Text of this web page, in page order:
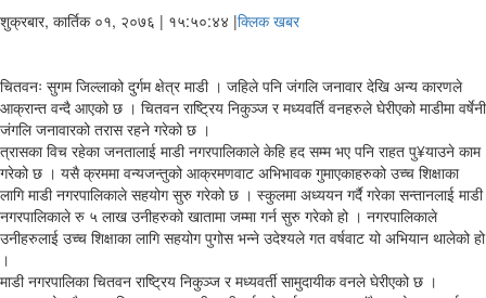
शुक्रबार, कार्तिक ०१, २०७६ | १५:५०:४४ |क्लिक खबर
चितवनः सुगम जिल्लाको दुर्गम क्षेत्र माडी । जहिले पनि जंगलि जनावार देखि अन्य कारणले
आक्रान्त वन्दै आएको छ । चितवन राष्ट्रिय निकुञ्ज र मध्यवर्ति वनहरुले घेरीएको माडीमा वर्षेनी
जंगलि जनावारको तरास रहने गरेको छ ।
त्रासका विच रहेका जनतालाई माडी नगरपालिकाले केहि हद सम्म भए पनि राहत पु¥याउने काम
गरेको छ । यसै क्रममा वन्यजन्तुको आक्रमणवाट अभिभावक गुमाएकाहरुको उच्च शिक्षाका
लागि माडी नगरपालिकाले सहयोग सुरु गरेको छ । स्कुलमा अध्ययन गर्दै गरेका सन्तानलाई माडी
नगरपालिकाले रु ५ लाख उनीहरुको खातामा जम्मा गर्न सुरु गरेको हो । नगरपालिकाले
उनीहरुलाई उच्च शिक्षाका लागि सहयोग पुगोस भन्ने उदेश्यले गत वर्षवाट यो अभियान थालेको हो
।
माडी नगरपालिका चितवन राष्ट्रिय निकुञ्ज र मध्यवर्ती सामुदायीक वनले घेरीएको छ ।